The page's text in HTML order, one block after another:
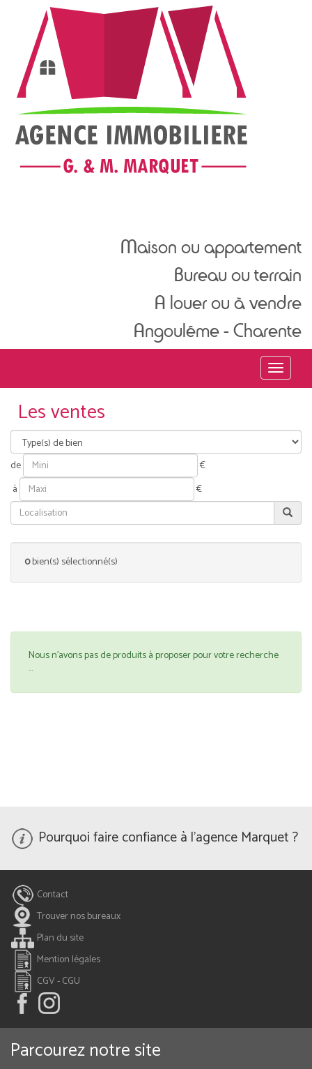
Maison ou appartement
Bureau ou terrain
A louer ou à vendre
Angoulême - Charente
Menu
Les ventes
de
€
à
€
0bien(s) sélectionné(s)
Nous n'avons pas de produits à proposer pour votre recherche
...
Pourquoi faire confiance à l'agence Marquet ?
Contact
Trouver nos bureaux
Plan du site
Mention légales
CGV - CGU
Parcourez notre site